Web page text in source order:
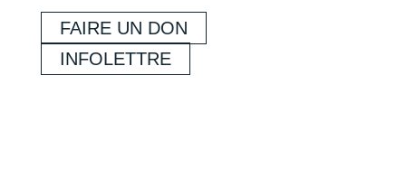
FAIRE UN DON
INFOLETTRE